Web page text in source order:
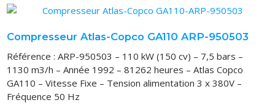
Compresseur Atlas-Copco GA110 ARP-950503
Référence : ARP-950503 – 110 kW (150 cv) – 7,5 bars –
1130 m3/h – Année 1992 – 81262 heures – Atlas Copco
GA110 – Vitesse Fixe – Tension alimentation 3 x 380V –
Fréquence 50 Hz